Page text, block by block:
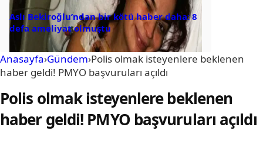
Aslı Bekiroğlu’ndan bir kötü haber daha: 8
defa ameliyat olmuştu
Anasayfa›Gündem›Polis olmak isteyenlere beklenen
haber geldi! PMYO başvuruları açıldı
Polis olmak isteyenlere beklenen
haber geldi! PMYO başvuruları açıldı